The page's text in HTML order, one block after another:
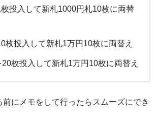
投入して新札1000円札10枚に両替
枚投入して新札1万円10枚に両替え
枚投入して新札1万円10枚に両替え
前にメモをして行ったらスムーズにでき